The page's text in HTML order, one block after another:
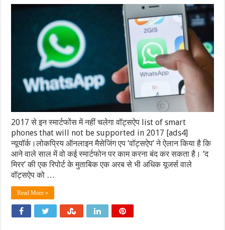
2017 से इन स्मार्टफोंस में नहीं चलेगा वॉट्सऐप list of smart
phones that will not be supported in 2017 [ads4]
न्यूयॉर्क।लोकप्रिय ऑनलाइन मैसेजिंग एप ‘वॉट्सऐप’ ने ऐलान किया है कि
आने वाले साल में वो कई स्मार्टफोन पर काम करना बंद कर सकता है। ‘द
मिरर’ की एक रिपोर्ट के मुताबिक एक अरब से भी अधिक यूजर्स वाले
वॉट्सऐप को …
Read More »